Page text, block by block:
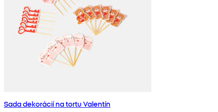
Sada dekorácií na tortu Valentín